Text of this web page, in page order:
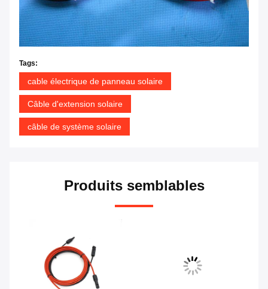
Tags:
cable électrique de panneau solaire
Câble d'extension solaire
câble de système solaire
Produits semblables